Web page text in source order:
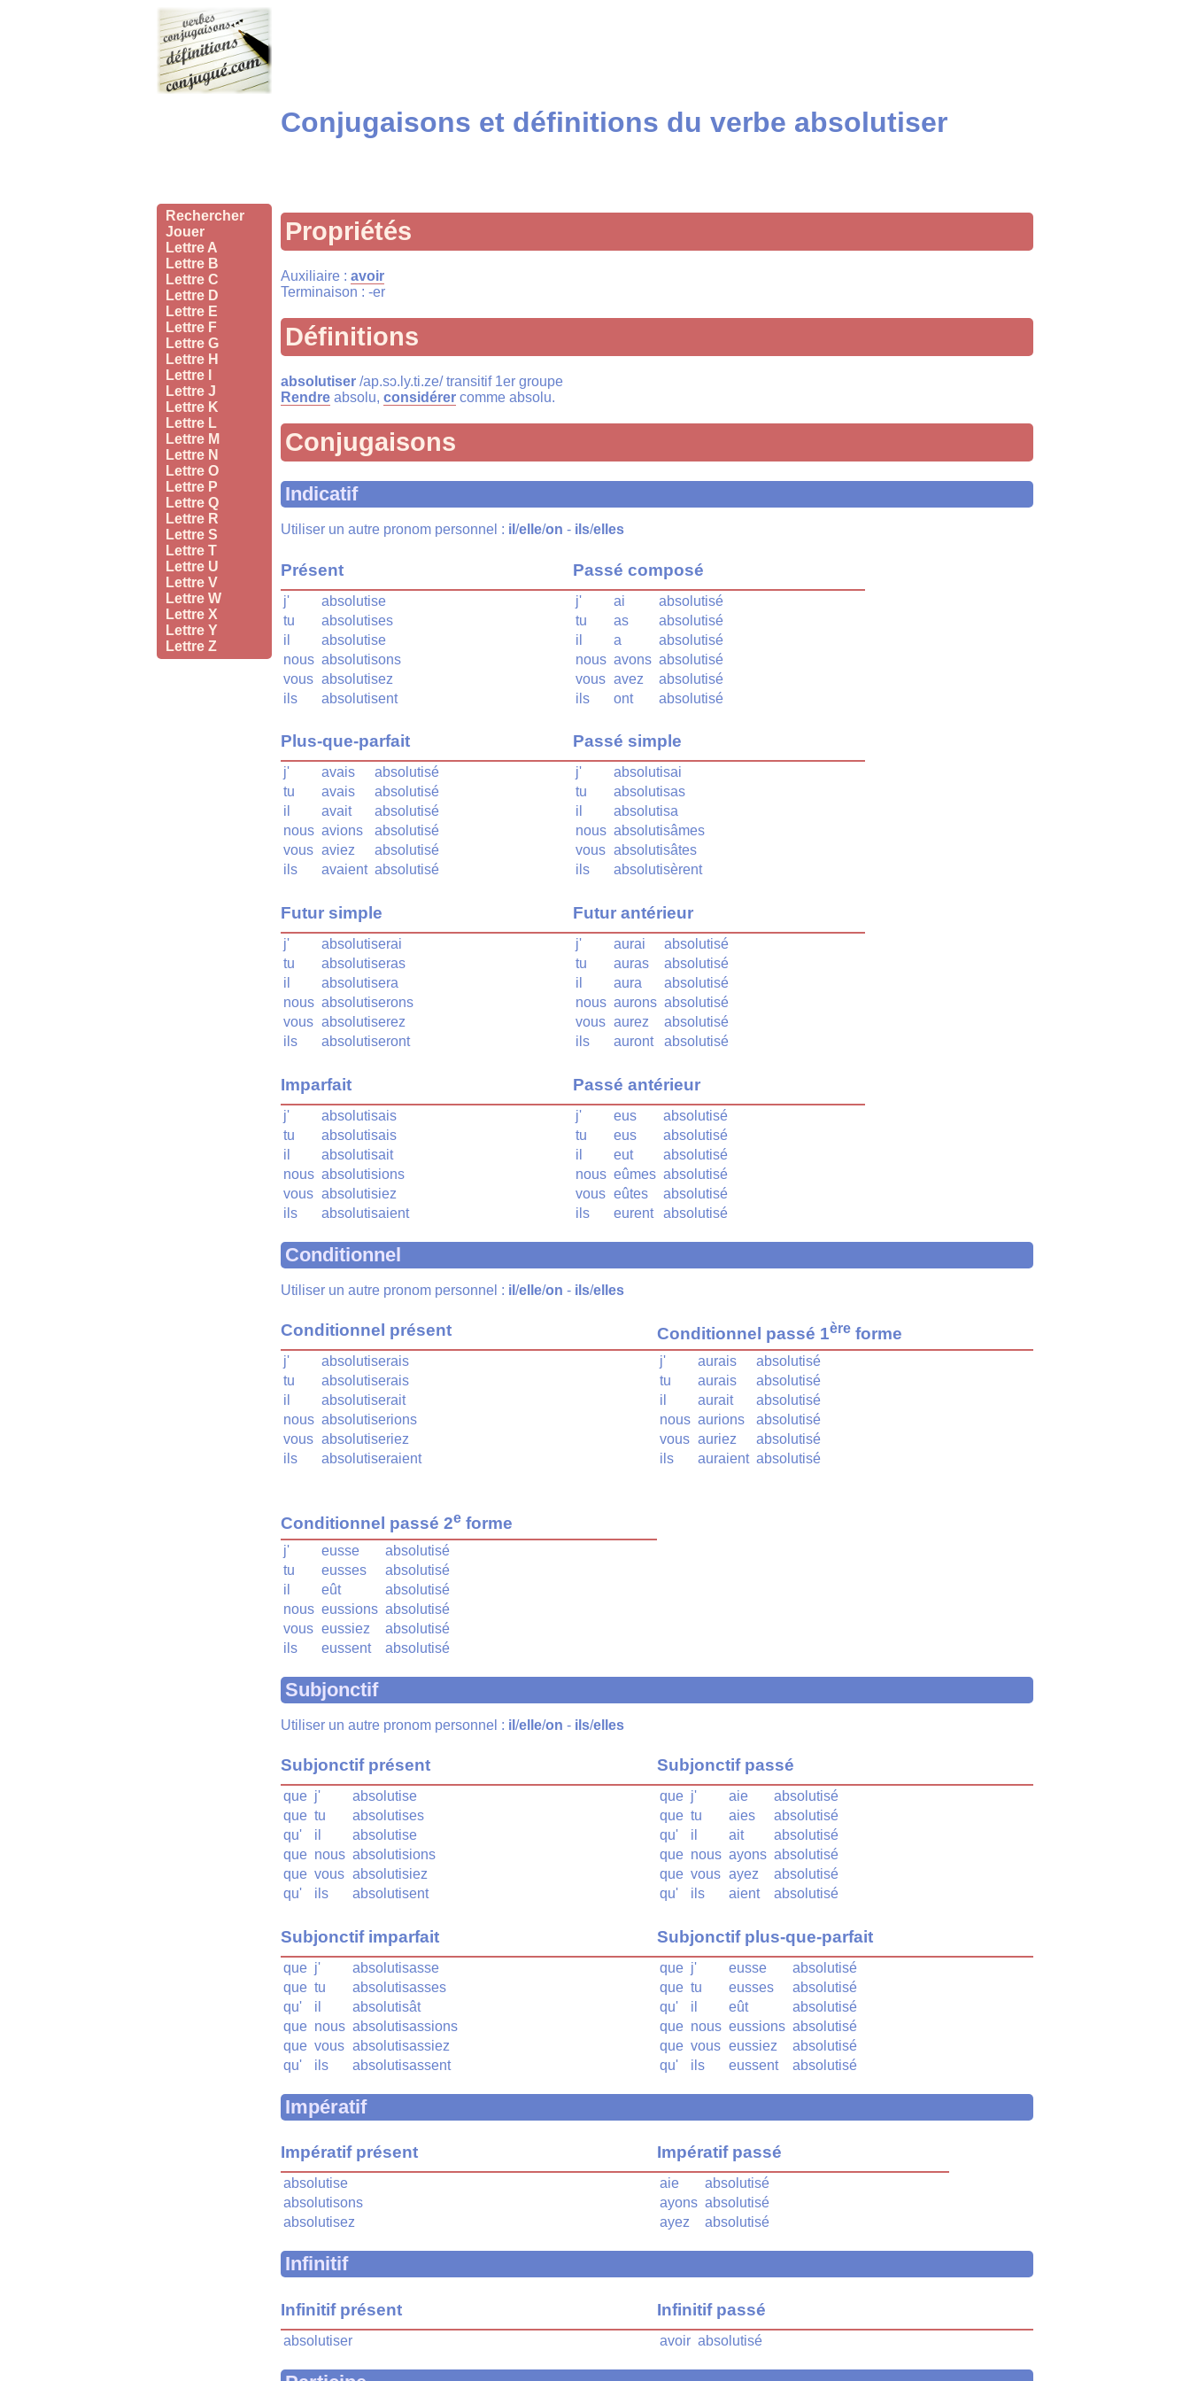
Rechercher
Jouer
Lettre A
Lettre B
Lettre C
Lettre D
Lettre E
Lettre F
Lettre G
Lettre H
Lettre I
Lettre J
Lettre K
Lettre L
Lettre M
Lettre N
Lettre O
Lettre P
Lettre Q
Lettre R
Lettre S
Lettre T
Lettre U
Lettre V
Lettre W
Lettre X
Lettre Y
Lettre Z
Conjugaisons et définitions du verbe absolutiser
Propriétés
Auxiliaire : avoir
Terminaison : -er
Définitions
absolutiser /ap.sɔ.ly.ti.ze/ transitif 1er groupe
Rendre absolu, considérer comme absolu.
Conjugaisons
Indicatif
Utiliser un autre pronom personnel : il /elle/on - ils/elles
Présent
j'
absolutise
tu
absolutises
il
absolutise
nous absolutisons
vous absolutisez
ils
absolutisent
Plus-que-parfait
j' avais
absolutisé
tu
avais
absolutisé
il
avait
absolutisé
nous avions
absolutisé
vous aviez
absolutisé
ils
avaient absolutisé
Futur simple
j'
absolutiserai
tu
absolutiseras
il
absolutisera
nous absolutiserons
vous absolutiserez
ils
absolutiseront
Imparfait
j'
absolutisais
tu
absolutisais
il
absolutisait
nous absolutisions
vous absolutisiez
ils
absolutisaient
Passé composé
j' ai
absolutisé
tu
as
absolutisé
il
a
absolutisé
nous avons absolutisé
vous avez
absolutisé
ils
ont absolutisé
Passé simple
j'
absolutisai
tu
absolutisas
il
absolutisa
nous absolutisâmes
vous absolutisâtes
ils
absolutisèrent
Futur antérieur
j' aurai
absolutisé
tu
auras
absolutisé
il
aura
absolutisé
nous aurons absolutisé
vous aurez
absolutisé
ils
auront absolutisé
Passé antérieur
j' eus
absolutisé
tu
eus
absolutisé
il
eut
absolutisé
nous eûmes absolutisé
vous eûtes
absolutisé
ils
eurent absolutisé
Conditionnel
Utiliser un autre pronom personnel : il /elle/on - ils/elles
Conditionnel présent
j'
absolutiserais
tu
absolutiserais
il
absolutiserait
nous absolutiserions
vous absolutiseriez
ils
absolutiseraient
Conditionnel passé 1ère forme
j' aurais
absolutisé
tu
aurais
absolutisé
il
aurait
absolutisé
nous aurions
absolutisé
vous auriez
absolutisé
ils
auraient absolutisé
Conditionnel passé 2e forme
j' eusse
absolutisé
tu
eusses
absolutisé
il
eût
absolutisé
nous eussions absolutisé
vous eussiez
absolutisé
ils
eussent absolutisé
Subjonctif
Utiliser un autre pronom personnel : il /elle/on - ils/elles
Subjonctif présent
que j'
absolutise
que tu
absolutises
qu'
il
absolutise
que nous absolutisions
que vous absolutisiez
qu'
ils absolutisent
Subjonctif imparfait
que j'
absolutisasse
que tu
absolutisasses
qu'
il
absolutisât
que nous absolutisassions
que vous absolutisassiez
qu'
ils absolutisassent
Subjonctif passé
que j' aie
absolutisé
que tu aies
absolutisé
qu'
il ait
absolutisé
que nous ayons absolutisé
que vous ayez
absolutisé
qu'
ils aient absolutisé
Subjonctif plus-que-parfait
que j' eusse
absolutisé
que tu eusses
absolutisé
qu'
il eût
absolutisé
que nous eussions absolutisé
que vous eussiez
absolutisé
qu'
ils eussent absolutisé
Impératif
Impératif présent
absolutise
absolutisons
absolutisez
Impératif passé
aie
absolutisé
ayons absolutisé
ayez
absolutisé
Infinitif
Infinitif présent
absolutiser
Infinitif passé
avoir absolutisé